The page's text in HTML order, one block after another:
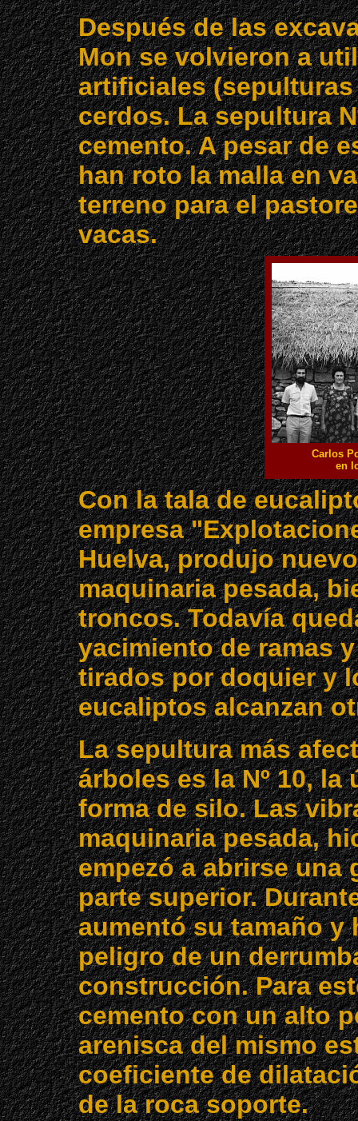
Después de las
Mon se volvieron a
artificiales (sepulturas
cerdos. La sepultura
cemento. A pesar de
han roto la malla en
terreno para el
vacas.
Carlos
en
Con la tala de
empresa
Huelva, produjo
maquinaria pesada,
troncos. Todavía
yacimiento de ramas
tirados por doquier y
eucaliptos alcanzan
La sepultura más
árboles es la Nº 10,
forma de silo. Las
maquinaria pesada,
empezó a abrirse una
parte superior.
aumentó su tamaño y
peligro de un
construcción. Para
cemento con un alto
arenisca del mismo
coeficiente de
de la roca soporte.